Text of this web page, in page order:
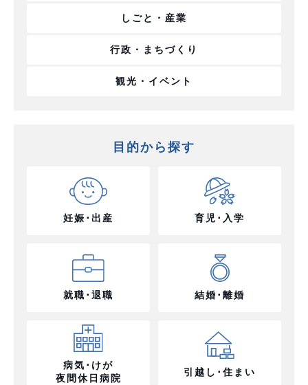
しごと・産業
行政・まちづくり
観光・イベント
目的から探す
妊娠･出産 育児･入学
就職･退職 結婚･離婚
病気･けが
夜間休日病院
引越し･住まい